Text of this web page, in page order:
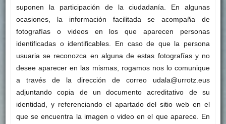
suponen la participación de la ciudadanía. En algunas
ocasiones, la información facilitada se acompaña de
fotografías o videos en los que aparecen personas
identificadas o identificables. En caso de que la persona
usuaria se reconozca en alguna de estas fotografías y no
desee aparecer en las mismas, rogamos nos lo comunique
a través de la dirección de correo udala@urrotz.eus
adjuntando copia de un documento acreditativo de su
identidad, y referenciando el apartado del sitio web en el
que se encuentra la imagen o video en el que aparece. En